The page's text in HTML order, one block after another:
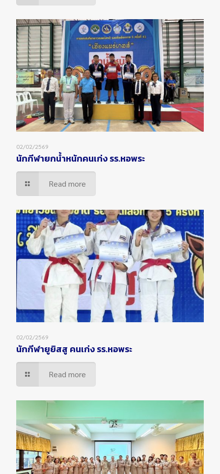
02/02/2569
นักกีฬายกน้ำหนักคนเก่ง รร.หอพระ
Read more
02/02/2569
นักกีฬายูยิสสู คนเก่ง รร.หอพระ
Read more